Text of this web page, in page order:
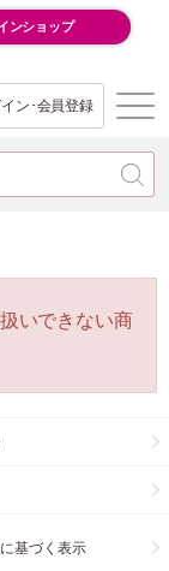
ンショップ
ン･会員登録
いできない商
基づく表示